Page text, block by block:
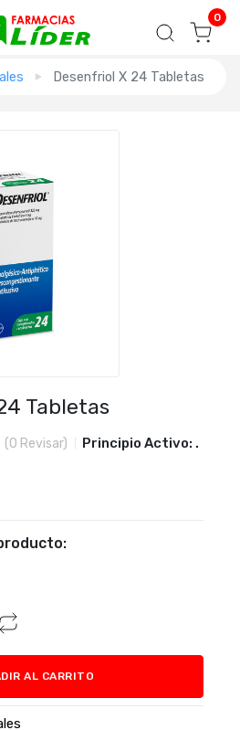
mi pedido 0
Desenfriol X 24 Tabletas
Tabletas
(0 Revisar) Principio Activo: .
AL CARRITO